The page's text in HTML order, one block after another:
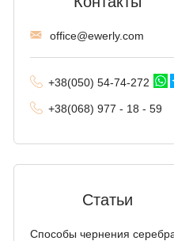
якорное
Трактор (двойное
панцирное)
Фантом (Рамзес и
Колос
Мальвина
office@ewerly.com
+38(050) 54-74-272
+38(068) 977 - 18 - 59
Статьи
Способы чернения